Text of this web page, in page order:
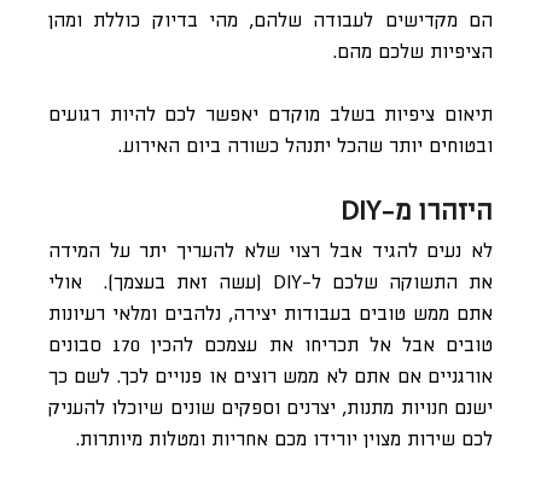
הם מקדישים לעבודה שלהם, מהי בדיוק כוללת ומהן
הציפיות שלכם מהם.
תיאום ציפיות בשלב מוקדם יאפשר לכם להיות רגועים
ובטוחים יותר שהכל יתנהל כשורה ביום האירוע.
היזהרו מ-DIY
לא נעים להגיד אבל רצוי שלא להעריך יתר על המידה
את התשוקה שלכם ל-DIY (עשה זאת בעצמך). אולי
אתם ממש טובים בעבודות יצירה, נלהבים ומלאי רעיונות
טובים אבל אל תכריחו את עצמכם להכין 170 סבונים
אורגניים אם אתם לא ממש רוצים או פנויים לכך. לשם כך
ישנם חנויות מתנות, יצרנים וספקים שונים שיוכלו להעניק
לכם שירות מצוין יורידו מכם אחריות ומטלות מיותרות.